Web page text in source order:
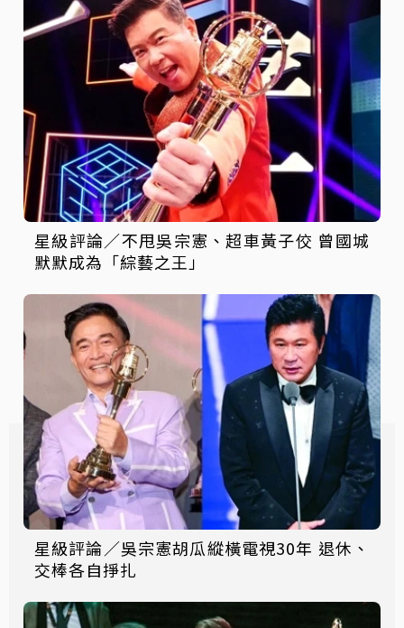
星級評論／不甩吳宗憲、超車黃子佼 曾國城
默默成為「綜藝之王」
星級評論／吳宗憲胡瓜縱橫電視30年 退休、
交棒各自掙扎